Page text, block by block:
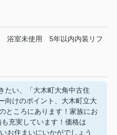
浴室未使用
5年以内内装リフ
たい、「大木町大角中古住
向けのポイント、大木町立大
ところにあります！家族にお
充実しています！価格は
お住まいにいかがでしょう